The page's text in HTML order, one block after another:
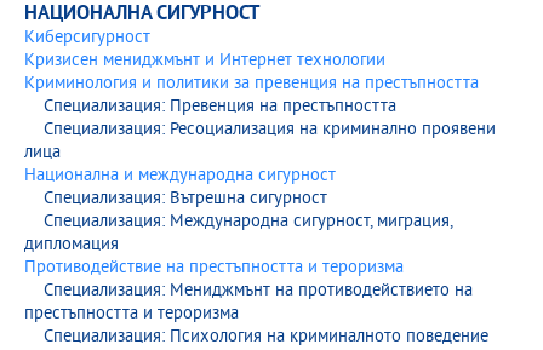
НАЦИОНАЛНА СИГУРНОСТ
Киберсигурност
Кризисен мениджмънт и Интернет технологии
Криминология и политики за превенция на престъпността
Специализация: Превенция на престъпността
Специализация: Ресоциализация на криминално проявени
лица
Национална и международна сигурност
Специализация: Вътрешна сигурност
Специализация: Международна сигурност, миграция,
дипломация
Противодействие на престъпността и тероризма
Специализация: Мениджмънт на противодействието на
престъпността и тероризма
Специализация: Психология на криминалното поведение